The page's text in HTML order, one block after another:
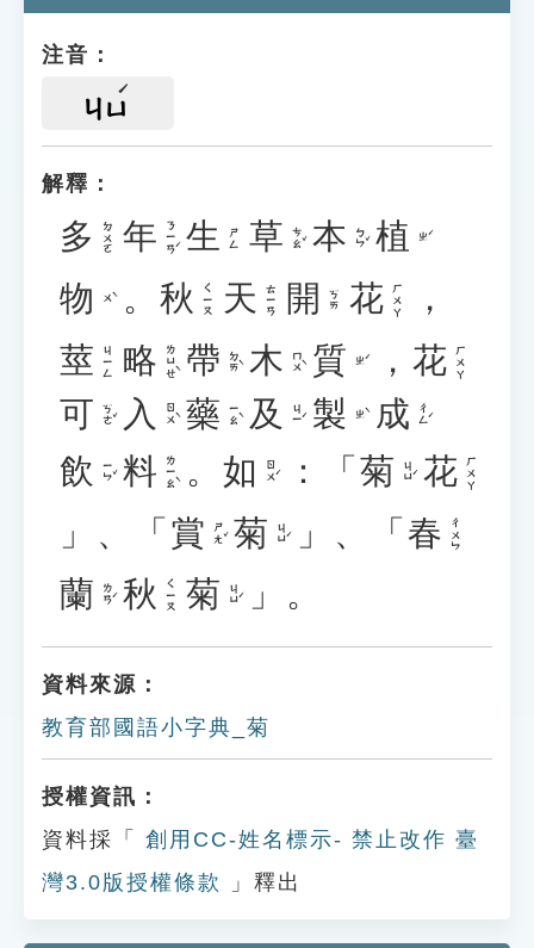
注音：
ㄐㄩ
解釋：
多 ㄉㄨㄛ 年 ㄋㄧㄢˊ 生 ㄕㄥ 草 ㄘㄠˇ 本 ㄅㄣˇ 植 ㄓˊ
物 ㄨˋ 。 秋 ㄑㄧㄡ 天 ㄊㄧㄢ 開 ㄎㄞ 花 ㄏㄨㄚ
，
莖 ㄐㄧㄥ 略 ㄌㄩㄝˋ 帶 ㄉㄞˋ 木 ㄇㄨˋ 質 ㄓˊ ， 花 ㄏㄨㄚ
可 ㄎㄜˇ 入 ㄖㄨˋ 藥 ㄧㄠˋ 及 ㄐㄧˊ 製 ㄓˋ 成 ㄔㄥˊ
飲 ㄧㄣˇ 料 ㄌㄧㄠˋ 。 如 ㄖㄨˊ ：「 菊 ㄐㄩˊ 花 ㄏㄨㄚ
」、「 賞 ㄕㄤˇ 菊 ㄐㄩˊ 」、「 春 ㄔㄨㄣ
蘭 ㄌㄢˊ 秋 ㄑㄧㄡ 菊 ㄐㄩˊ 」。
資料來源：
教育部國語小字典_菊
授權資訊：
資料採「
創用CC-姓名標示- 禁止改作 臺
灣3.0版授權條款
」釋出